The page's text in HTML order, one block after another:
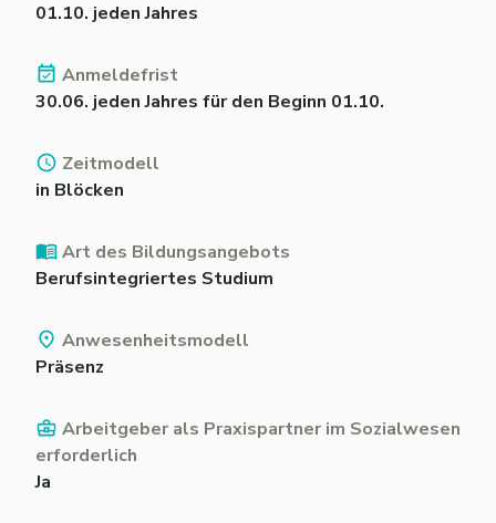
01.10. jeden Jahres
Anmeldefrist
30.06. jeden Jahres für den Beginn 01.10.
Zeitmodell
in Blöcken
Art des Bildungsangebots
Berufsintegriertes Studium
Anwesenheitsmodell
Präsenz
Arbeitgeber als Praxispartner im Sozialwesen
erforderlich
Ja